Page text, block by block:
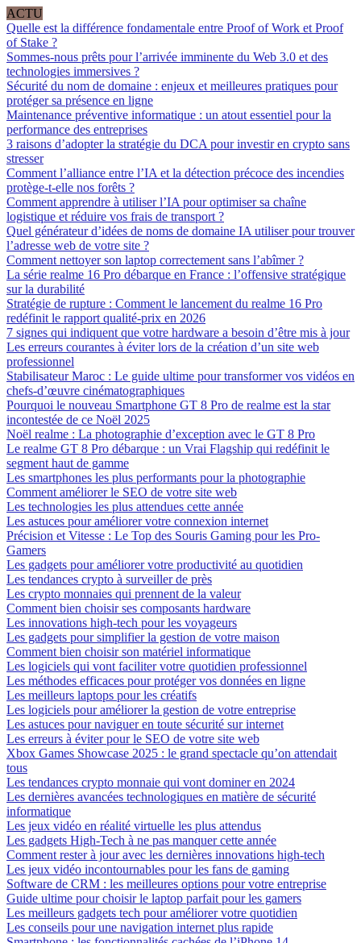
ACTU
Quelle est la différence fondamentale entre Proof of Work et Proof
of Stake ?
Sommes-nous prêts pour l’arrivée imminente du Web 3.0 et des
technologies immersives ?
Sécurité du nom de domaine : enjeux et meilleures pratiques pour
protéger sa présence en ligne
Maintenance préventive informatique : un atout essentiel pour la
performance des entreprises
3 raisons d’adopter la stratégie du DCA pour investir en crypto sans
stresser
Comment l’alliance entre l’IA et la détection précoce des incendies
protège-t-elle nos forêts ?
Comment apprendre à utiliser l’IA pour optimiser sa chaîne
logistique et réduire vos frais de transport ?
Quel générateur d’idées de noms de domaine IA utiliser pour trouver
l’adresse web de votre site ?
Comment nettoyer son laptop correctement sans l’abîmer ?
La série realme 16 Pro débarque en France : l’offensive stratégique
sur la durabilité
Stratégie de rupture : Comment le lancement du realme 16 Pro
redéfinit le rapport qualité-prix en 2026
7 signes qui indiquent que votre hardware a besoin d’être mis à jour
Les erreurs courantes à éviter lors de la création d’un site web
professionnel
Stabilisateur Maroc : Le guide ultime pour transformer vos vidéos en
chefs-d’œuvre cinématographiques
Pourquoi le nouveau Smartphone GT 8 Pro de realme est la star
incontestée de ce Noël 2025
Noël realme : La photographie d’exception avec le GT 8 Pro
Le realme GT 8 Pro débarque : un Vrai Flagship qui redéfinit le
segment haut de gamme
Les smartphones les plus performants pour la photographie
Comment améliorer le SEO de votre site web
Les technologies les plus attendues cette année
Les astuces pour améliorer votre connexion internet
Précision et Vitesse : Le Top des Souris Gaming pour les Pro-
Gamers
Les gadgets pour améliorer votre productivité au quotidien
Les tendances crypto à surveiller de près
Les crypto monnaies qui prennent de la valeur
Comment bien choisir ses composants hardware
Les innovations high-tech pour les voyageurs
Les gadgets pour simplifier la gestion de votre maison
Comment bien choisir son matériel informatique
Les logiciels qui vont faciliter votre quotidien professionnel
Les méthodes efficaces pour protéger vos données en ligne
Les meilleurs laptops pour les créatifs
Les logiciels pour améliorer la gestion de votre entreprise
Les astuces pour naviguer en toute sécurité sur internet
Les erreurs à éviter pour le SEO de votre site web
Xbox Games Showcase 2025 : le grand spectacle qu’on attendait
tous
Les tendances crypto monnaie qui vont dominer en 2024
Les dernières avancées technologiques en matière de sécurité
informatique
Les jeux vidéo en réalité virtuelle les plus attendus
Les gadgets High-Tech à ne pas manquer cette année
Comment rester à jour avec les dernières innovations high-tech
Les jeux vidéo incontournables pour les fans de gaming
Software de CRM : les meilleures options pour votre entreprise
Guide ultime pour choisir le laptop parfait pour les gamers
Les meilleurs gadgets tech pour améliorer votre quotidien
Les conseils pour une navigation internet plus rapide